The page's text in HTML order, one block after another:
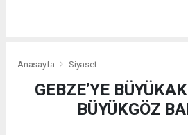
Anasayfa Siyaset
GEBZE’YE
BÜYÜKGÖZ